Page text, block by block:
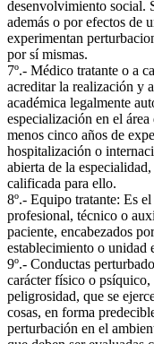
desenvolvimiento social.
además o por efectos de
experimentan
por sí mismas.
7º.- Médico tratante o a
acreditar la realización y
académica legalmente
especialización en el
menos cinco años de
hospitalización o
abierta de la
calificada para ello.
8º.- Equipo tratante: Es
profesional, técnico o
paciente, encabezados
establecimiento o unidad
9º.- Conductas
carácter físico o
peligrosidad, que se
cosas, en forma
perturbación en el